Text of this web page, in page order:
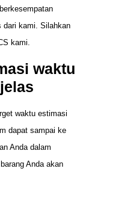
dari kami. Silahkan
kami.
waktu
waktu estimasi
dapat sampai ke
Anda dalam
Anda akan